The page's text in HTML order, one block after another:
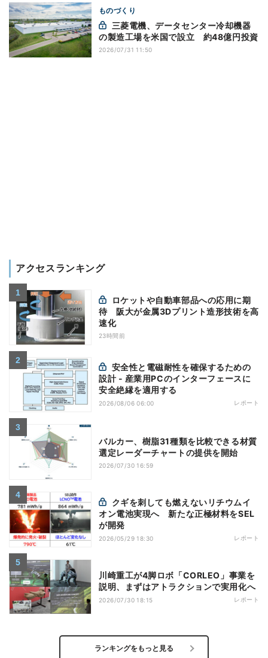
ものづくり
の製造工場を米国で設立 約48億円投資
2026/07/31 11:50
アクセスランキング
待 阪大が金属3Dプリント造形技術を高
速化
23時間前
設計 - 産業用PCのインターフェースに
安全絶縁を適用する
2026/08/06 06:00 レポート
バルカー、樹脂31種類を比較できる材質
選定レーダーチャートの提供を開始
2026/07/30 16:59
オン電池実現へ 新たな正極材料をSEL
が開発
2026/05/29 18:30 レポート
川崎重工が4脚ロボ「CORLEO」事業を
説明、まずはアトラクションで実用化へ
2026/07/30 18:15 レポート
ランキングをもっと見る